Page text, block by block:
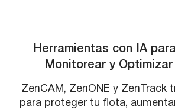
Herramientas con IA
Monitorear y
ZenCAM, ZenONE y ZenTrack
para proteger tu flota,